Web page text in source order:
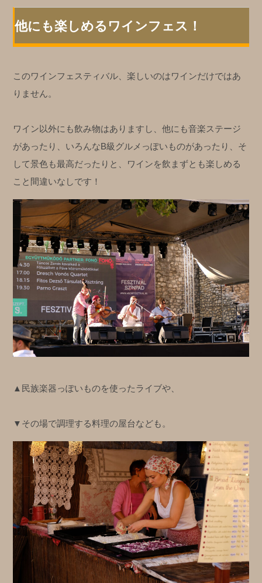
他にも楽しめるワインフェス！
このワインフェスティバル、楽しいのはワインだけではあ
りません。
ワイン以外にも飲み物はありますし、他にも音楽ステージ
があったり、いろんなB級グルメっぽいものがあったり、そ
して景色も最高だったりと、ワインを飲まずとも楽しめる
こと間違いなしです！
▲民族楽器っぽいものを使ったライブや、
▼その場で調理する料理の屋台なども。